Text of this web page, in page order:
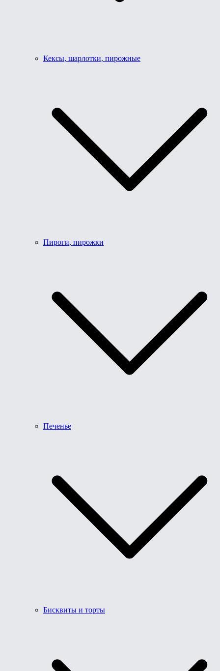
Кексы, шарлотки, пирожные
Пироги, пирожки
Печенье
Бисквиты и торты